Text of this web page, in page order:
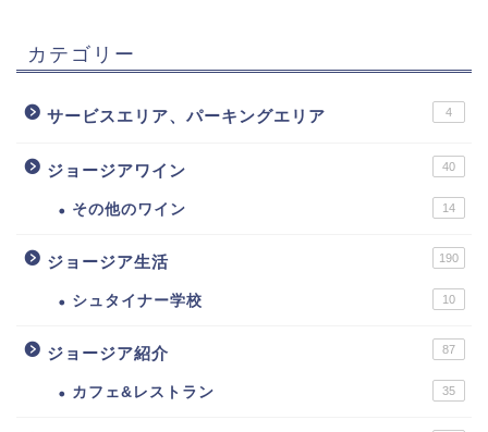
カテゴリー
サービスエリア、パーキングエリア 4
ジョージアワイン 40
その他のワイン 14
ジョージア生活 190
シュタイナー学校 10
ジョージア紹介 87
カフェ&レストラン 35